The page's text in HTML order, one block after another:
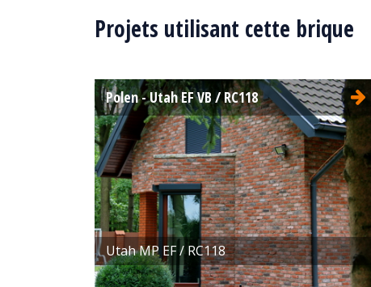
La structure:
Unie
La structure:
Projets utilisant cette brique
Polen - Utah EF VB / RC118
Utah MP EF / RC118